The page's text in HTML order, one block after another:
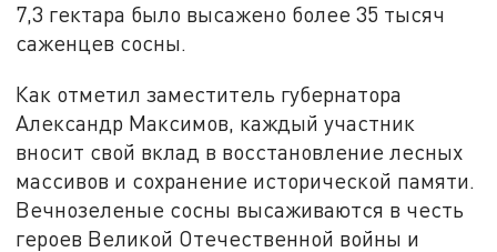
7,3 гектара было высажено более 35 тысяч
саженцев сосны.
Как отметил заместитель губернатора
Александр Максимов, каждый участник
вносит свой вклад в восстановление лесных
массивов и сохранение исторической памяти.
Вечнозеленые сосны высаживаются в честь
героев Великой Отечественной войны и